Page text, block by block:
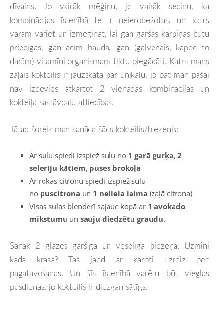
dīvains. Jo vairāk mēģinu, jo vairāk secinu, ka
kombinācijas īstenībā te ir neierobežotas, un katrs
varam variēt un izmēģināt, lai gan garšas kārpiņas būtu
priecīgas, gan acīm bauda, gan (galvenais, kāpēc to
darām) vitamīni organismam tiktu piegādāti. Katrs mans
zaļais kokteilis ir jāuzskata par unikālu, jo pat man pašai
nav izdevies atkārtot 2 vienādas kombinācijas un
kokteiļa sastāvdaļu attiecības.
Tātad šoreiz man sanāca šāds kokteilis/biezenis:
Ar sulu spiedi izspiež sulu no 1 garā gurķa, 2
seleriju kātiem, puses brokoļa
Ar rokas citronu spiedi izspiež sulu
no puscitrona un 1 neliela laima (zaļā citrona)
Visas sulas blenderī sajauc kopā ar 1 avokado
mīkstumu un sauju diedzētu graudu.
Sanāk 2 glāzes garšīga un veselīga biezeņa. Uzmini
kādā krāsā? Tas jāēd ar karoti uzreiz pēc
pagatavošanas. Un šīs īstenībā varētu būt vieglas
pusdienas, jo kokteilis ir diezgan sātīgs.